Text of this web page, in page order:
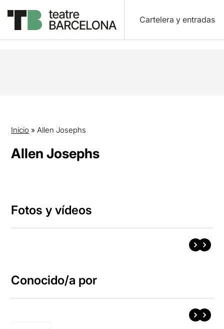
Cartelera y entradas
Inicio »Allen Josephs
Allen Josephs
Fotos y vídeos
Conocido/a por